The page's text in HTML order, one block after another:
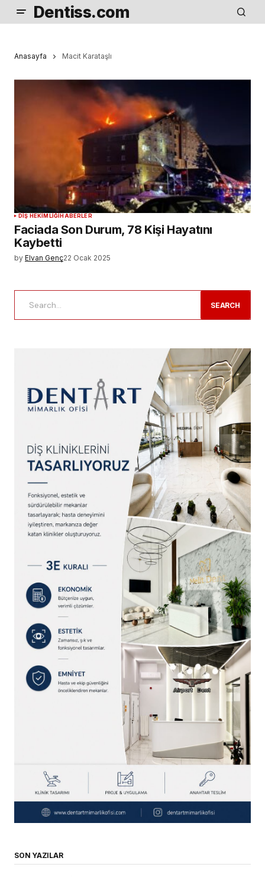
Dentiss.com
Anasayfa Macit Karataşlı
DIŞ HEKIMLIĞIHABERLER
Faciada Son Durum, 78 Kişi Hayatını
Kaybetti
by Elvan Genç22 Ocak 2025
SEARCH
SON YAZILAR